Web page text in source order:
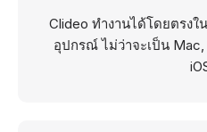
Clideo ทำงานได้โดยตรง
อุปกรณ์ ไม่ว่าจะเป็น